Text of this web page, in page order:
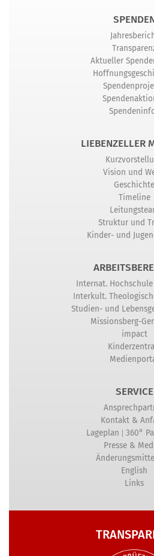
Aktueller
LIEBENZELLER
Vision und
Geschichte
Timeline
Struktur und
Kinder- und
Internat.
Interkult.
Studien- und
Missionsberg-
impact
SERVICE
Kontakt &
Lageplan | 360°
Presse &
English
Links